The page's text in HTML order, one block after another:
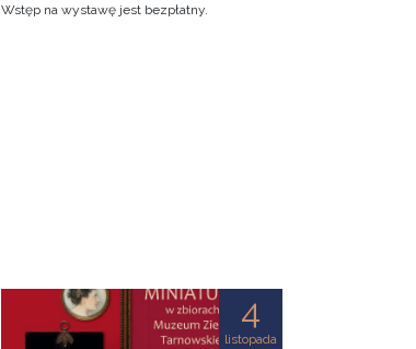
Wstęp na wystawę jest bezpłatny.
4
listopada